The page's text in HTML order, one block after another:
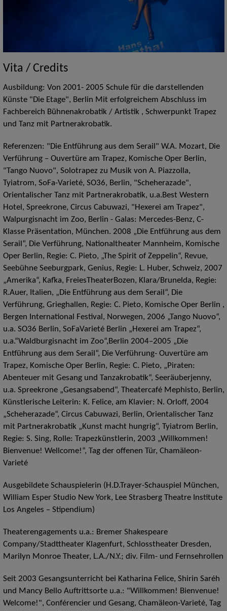
Vita / Credits
Ausbildung: Von 2001- 2005 Schule für die darstellenden
Künste "Die Etage", Berlin Mit erfolgreichem Abschluss im
Fachbereich Bühnenakrobatik / Artistik , Schwerpunkt Trapez
und Tanz mit Partnerakrobatik.
Referenzen: "Die Entführung aus dem Serail" W.A. Mozart, Die
Verführung – Ouvertüre am Trapez, Komische Oper Berlin,
"Tango Nuovo", Solotrapez zu Musik von A. Piazzolla,
Tyiatrom, SoFa-Varieté, SO36, Berlin, "Scheherazade",
Orientalischer Tanz mit Partnerakrobatik, u.a.Best Western
Hotel, Spreekrone, Circus Cabuwazi, "Hexerei am Trapez",
Walpurgisnacht im Zoo, Berlin - Galas: Mercedes-Benz, C-
Klasse Präsentation, München. 2008 „Die Entführung aus dem
Serail“, Die Verführung, Nationaltheater Mannheim, Komische
Oper Berlin, Regie: C. Pieto, „The Spirit of Zeppelin“, Revue,
Seebühne Seeburgpark, Genius, Regie: L. Huber, Schweiz, 2007
„Amerika“, Kafka, FreiesTheaterBozen, Klara/Brunelda, Regie:
R.Auer, Italien, „Die Entführung aus dem Serail“, Die
Verführung, Grieghallen, Regie: C. Pieto, Komische Oper Berlin ,
Bergen International Festival, Norwegen, 2006 „Tango Nuovo“,
u.a. SO36 Berlin, SoFaVarieté Berlin „Hexerei am Trapez“,
u.a.“Waldburgisnacht im Zoo“,Berlin 2004–2005 „Die
Entführung aus dem Serail“, Die Verführung- Ouvertüre am
Trapez, Komische Oper Berlin, Regie: C. Pieto, „Piraten:
Abenteuer mit Gesang und Tanzakrobatik“, Seeräuberjenny,
u.a. Spreekrone „Gesangsabend“, Theatercafé Mephisto, Berlin,
Künstlerische Leiterin: K. Felice, am Klavier: N. Orloff, 2004
„Scheherazade“, Circus Cabuwazi, Berlin, Orientalischer Tanz
mit Partnerakrobatik „Kunst macht hungrig“, Tyiatrom Berlin,
Regie: S. Sing, Rolle: Trapezkünstlerin, 2003 „Willkommen!
Bienvenue! Wellcome!“, Tag der offenen Tür, Chamäleon-
Varieté
Ausgebildete Schauspielerin (H.D.Trayer-Schauspiel München,
William Esper Studio New York, Lee Strasberg Theatre Institute
Los Angeles – Stipendium)
Theaterengagements u.a.: Bremer Shakespeare
Company/Stadttheater Klagenfurt, Schlosstheater Dresden,
Marilyn Monroe Theater, L.A./N.Y.; div. Film- und Fernsehrollen
Seit 2003 Gesangsunterricht bei Katharina Felice, Shirin Saréh
und Mancy Bello Auftrittsorte u.a.: "Willkommen! Bienvenue!
Welcome!", Conférencier und Gesang, Chamäleon-Varieté, Tag